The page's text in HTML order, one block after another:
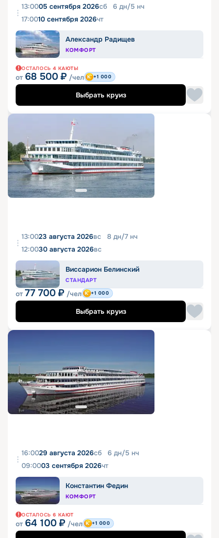
13:0005 сентября 2026сб 6 дн/5 нч
17:0010 сентября 2026чт
Александр Радищев
КОМФОРТ
ОСТАЛОСЬ 4 КАЮТЫ
от 68 500 ₽ /чел +1 000
Выбрать круиз
13:0023 августа 2026вс 8 дн/7 нч
12:0030 августа 2026вс
Виссарион Белинский
СТАНДАРТ
от 77 700 ₽ /чел +1 000
Выбрать круиз
16:0029 августа 2026сб 6 дн/5 нч
09:0003 сентября 2026чт
Константин Федин
КОМФОРТ
ОСТАЛОСЬ 6 КАЮТ
от 64 100 ₽ /чел +1 000